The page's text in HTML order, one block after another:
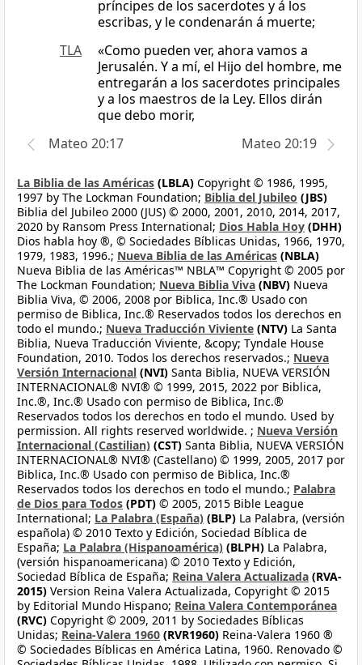
príncipes de los sacerdotes y á los
escribas, y le condenarán á muerte;
TLA
«Como pueden ver, ahora vamos a
Jerusalén. Y a mí, el Hijo del hombre, me
entregarán a los sacerdotes principales
y a los maestros de la Ley. Ellos dirán
que debo morir,
Mateo 20:17
Mateo 20:19
La Biblia de las Américas (LBLA) Copyright © 1986, 1995,
1997 by The Lockman Foundation; Biblia del Jubileo (JBS)
Biblia del Jubileo 2000 (JUS) © 2000, 2001, 2010, 2014, 2017,
2020 by Ransom Press International; Dios Habla Hoy (DHH)
Dios habla hoy ®, © Sociedades Bíblicas Unidas, 1966, 1970,
1979, 1983, 1996.; Nueva Biblia de las Américas (NBLA)
Nueva Biblia de las Américas™ NBLA™ Copyright © 2005 por
The Lockman Foundation; Nueva Biblia Viva (NBV) Nueva
Biblia Viva, © 2006, 2008 por Biblica, Inc.® Usado con
permiso de Biblica, Inc.® Reservados todos los derechos en
todo el mundo.; Nueva Traducción Viviente (NTV) La Santa
Biblia, Nueva Traducción Viviente, &copy; Tyndale House
Foundation, 2010. Todos los derechos reservados.; Nueva
Versión Internacional (NVI) Santa Biblia, NUEVA VERSIÓN
INTERNACIONAL® NVI® © 1999, 2015, 2022 por Biblica,
Inc.®, Inc.® Usado con permiso de Biblica, Inc.®
Reservados todos los derechos en todo el mundo. Used by
permission. All rights reserved worldwide. ; Nueva Versión
Internacional (Castilian) (CST) Santa Biblia, NUEVA VERSIÓN
INTERNACIONAL® NVI® (Castellano) © 1999, 2005, 2017 por
Biblica, Inc.® Usado con permiso de Biblica, Inc.®
Reservados todos los derechos en todo el mundo.; Palabra
de Dios para Todos (PDT) © 2005, 2015 Bible League
International; La Palabra (España) (BLP) La Palabra, (versión
española) © 2010 Texto y Edición, Sociedad Bíblica de
España; La Palabra (Hispanoamérica) (BLPH) La Palabra,
(versión hispanoamericana) © 2010 Texto y Edición,
Sociedad Bíblica de España; Reina Valera Actualizada (RVA-
2015) Version Reina Valera Actualizada, Copyright © 2015
by Editorial Mundo Hispano; Reina Valera Contemporánea
(RVC) Copyright © 2009, 2011 by Sociedades Bíblicas
Unidas; Reina-Valera 1960 (RVR1960) Reina-Valera 1960 ®
© Sociedades Bíblicas en América Latina, 1960. Renovado ©